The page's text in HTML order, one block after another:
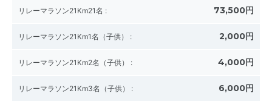
リレーマラソン21Km21名 : 73,500円
リレーマラソン21Km1名（子供） : 2,000円
リレーマラソン21Km2名（子供） : 4,000円
リレーマラソン21Km3名（子供） : 6,000円